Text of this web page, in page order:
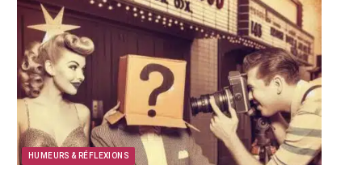
HUMEURS & RÉFLEXIONS